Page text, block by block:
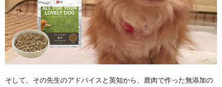
そして、その先生のアドバイスと英知から、鹿肉で作った無添加の